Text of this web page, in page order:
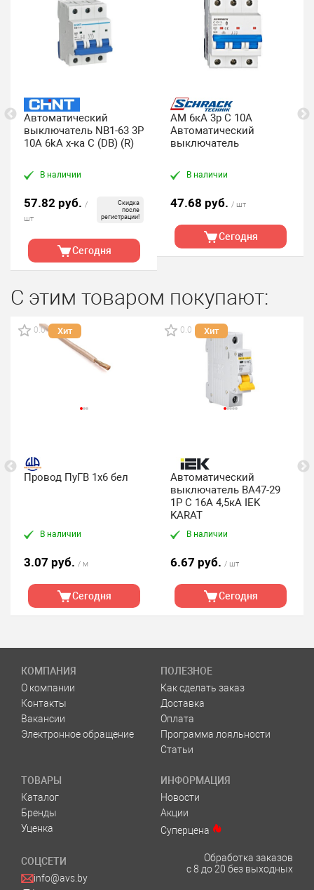
Автоматический
выключатель NB1-63 3P
10A 6kA х-ка C (DB) (R)
В наличии
57.82 руб. /
шт
Скидка
после
регистрации!
Сегодня
AM 6кА 3p С 10A
Автоматический
выключатель
В наличии
47.68 руб. / шт
Сегодня
С этим товаром покупают:
0.0 Хит
Провод ПуГВ 1х6 бел
В наличии
3.07 руб. / м
Сегодня
0.0 Хит
Автоматический
выключатель ВА47-29
1P C 16А 4,5кА IEK
KARAT
В наличии
6.67 руб. / шт
Сегодня
КОМПАНИЯ
О компании
Контакты
Вакансии
Электронное обращение
ПОЛЕЗНОЕ
Как сделать заказ
Доставка
Оплата
Программа лояльности
Статьи
ТОВАРЫ
Каталог
Бренды
Уценка
ИНФОРМАЦИЯ
Новости
Акции
Суперцена
СОЦСЕТИ
info@avs.by
Обработка заказов
с 8 до 20 без выходных